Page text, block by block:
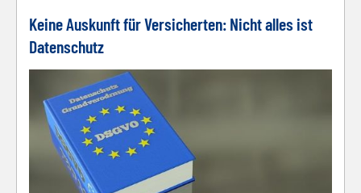
Keine Auskunft für Versicherten: Nicht alles ist
Datenschutz